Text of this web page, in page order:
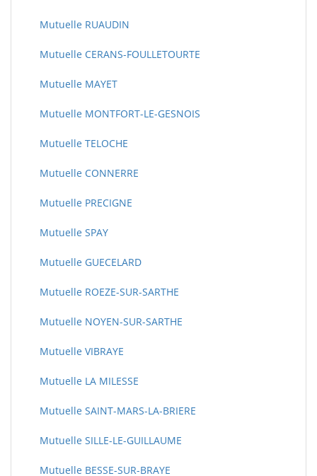
Mutuelle RUAUDIN
Mutuelle CERANS-FOULLETOURTE
Mutuelle MAYET
Mutuelle MONTFORT-LE-GESNOIS
Mutuelle TELOCHE
Mutuelle CONNERRE
Mutuelle PRECIGNE
Mutuelle SPAY
Mutuelle GUECELARD
Mutuelle ROEZE-SUR-SARTHE
Mutuelle NOYEN-SUR-SARTHE
Mutuelle VIBRAYE
Mutuelle LA MILESSE
Mutuelle SAINT-MARS-LA-BRIERE
Mutuelle SILLE-LE-GUILLAUME
Mutuelle BESSE-SUR-BRAYE